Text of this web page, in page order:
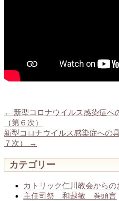
← 新型コロナウイルス感染症
（第６次）
新型コロナウイルス感染症へ
７次）
→
カテゴリー
カトリック仁川教会からの
主任司祭 和越敏 巻頭言